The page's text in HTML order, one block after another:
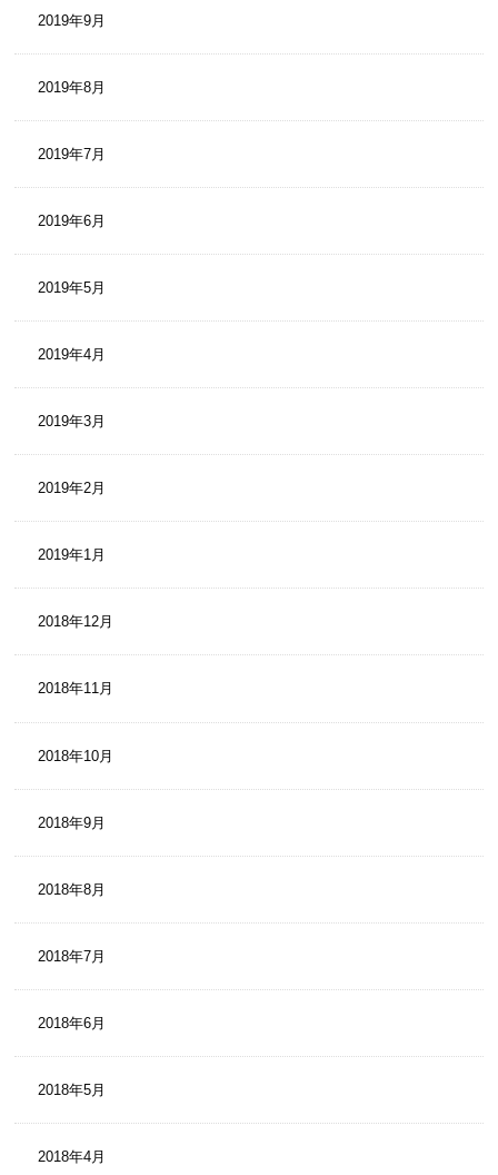
2019年9月
2019年8月
2019年7月
2019年6月
2019年5月
2019年4月
2019年3月
2019年2月
2019年1月
2018年12月
2018年11月
2018年10月
2018年9月
2018年8月
2018年7月
2018年6月
2018年5月
2018年4月